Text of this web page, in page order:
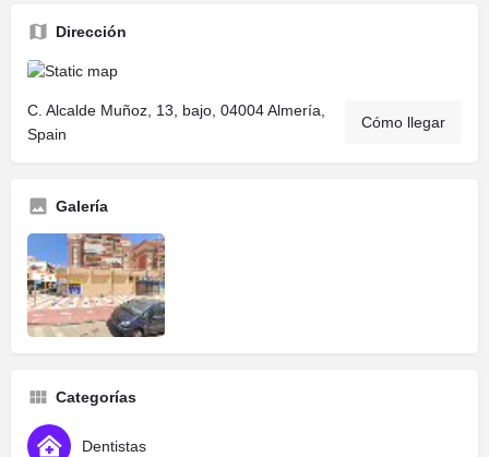
Dirección
C. Alcalde Muñoz, 13, bajo, 04004 Almería,
Spain
Cómo llegar
Galería
Categorías
Dentistas